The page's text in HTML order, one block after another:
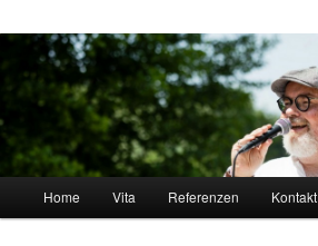
Zum Inhalt wechseln
Zum sekundären Inhalt wechseln
Home Vita Referenzen Kontakt